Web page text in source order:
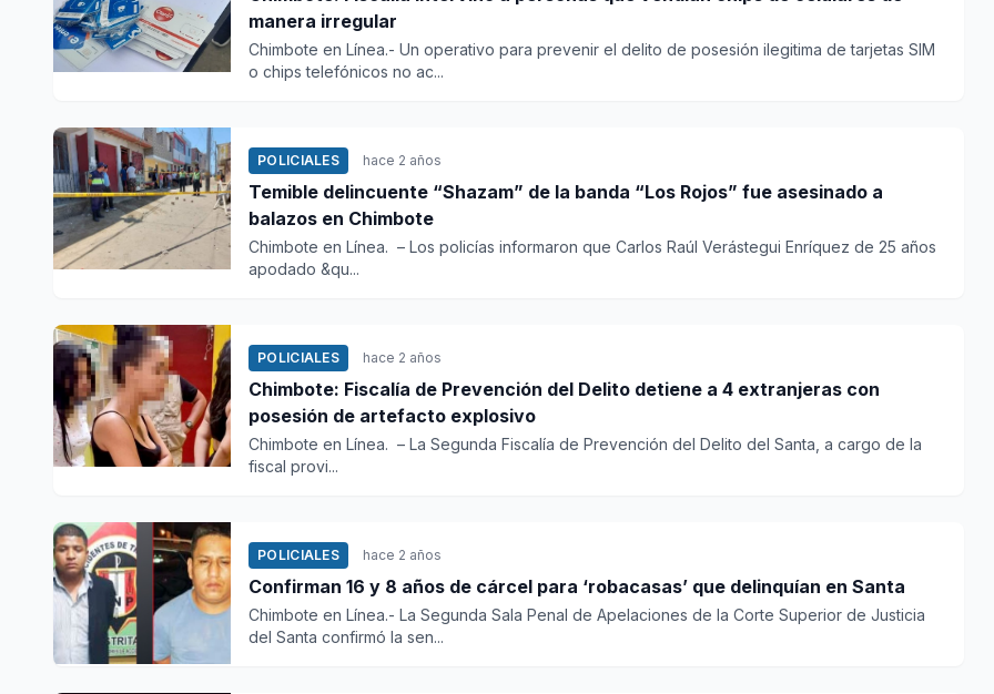
manera irregular
Chimbote en Línea.- Un operativo para prevenir el delito de posesión ilegitima de tarjetas SIM
o chips telefónicos no ac...
POLICIALES hace 2 años
Temible delincuente “Shazam” de la banda “Los Rojos” fue asesinado a
balazos en Chimbote
Chimbote en Línea. – Los policías informaron que Carlos Raúl Verástegui Enríquez de 25 años
apodado &qu...
POLICIALES hace 2 años
Chimbote: Fiscalía de Prevención del Delito detiene a 4 extranjeras con
posesión de artefacto explosivo
Chimbote en Línea. – La Segunda Fiscalía de Prevención del Delito del Santa, a cargo de la
fiscal provi...
POLICIALES hace 2 años
Confirman 16 y 8 años de cárcel para ‘robacasas’ que delinquían en Santa
Chimbote en Línea.- La Segunda Sala Penal de Apelaciones de la Corte Superior de Justicia
del Santa confirmó la sen...